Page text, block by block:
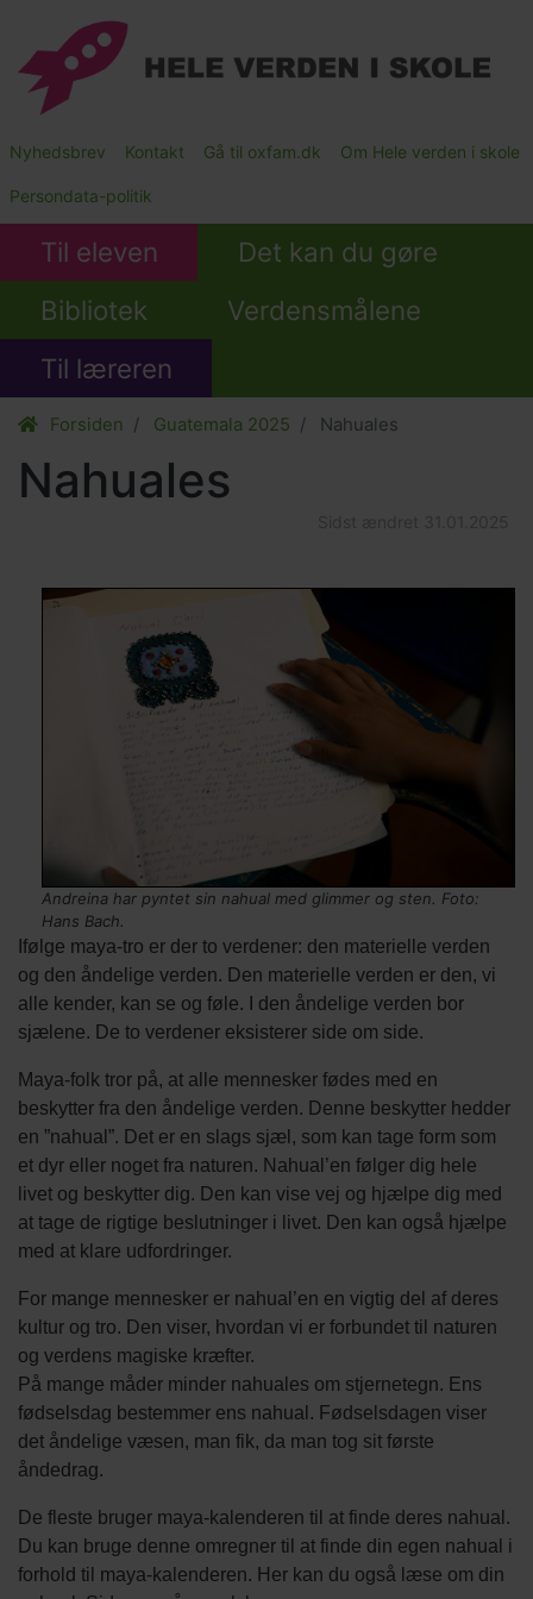
hovedindhold
Main
Submenu
Nyhedsbrev Kontakt Gå til oxfam.dk Om Hele verden i skole
Persondata-politik
Til eleven
Det kan du gøre
Bibliotek
Verdensmålene
Til læreren
Forsiden Guatemala 2025 Nahuales
Nahuales
elementer
Billede
Image
Billede
Andreina har pyntet sin nahual med glimmer og sten. Foto:
Hans Bach.
Tekst
Ifølge maya-tro er der to verdener: den materielle verden
og den åndelige verden. Den materielle verden er den, vi
alle kender, kan se og føle. I den åndelige verden bor
sjælene. De to verdener eksisterer side om side.
Maya-folk tror på, at alle mennesker fødes med en
beskytter fra den åndelige verden. Denne beskytter hedder
en ”nahual”. Det er en slags sjæl, som kan tage form som
et dyr eller noget fra naturen. Nahual’en følger dig hele
livet og beskytter dig. Den kan vise vej og hjælpe dig med
at tage de rigtige beslutninger i livet. Den kan også hjælpe
med at klare udfordringer.
For mange mennesker er nahual’en en vigtig del af deres
kultur og tro. Den viser, hvordan vi er forbundet til naturen
og verdens magiske kræfter.
På mange måder minder nahuales om stjernetegn. Ens
fødselsdag bestemmer ens nahual. Fødselsdagen viser
det åndelige væsen, man fik, da man tog sit første
åndedrag.
De fleste bruger maya-kalenderen til at finde deres nahual.
Du kan bruge denne omregner til at finde din egen nahual i
forhold til maya-kalenderen. Her kan du også læse om din